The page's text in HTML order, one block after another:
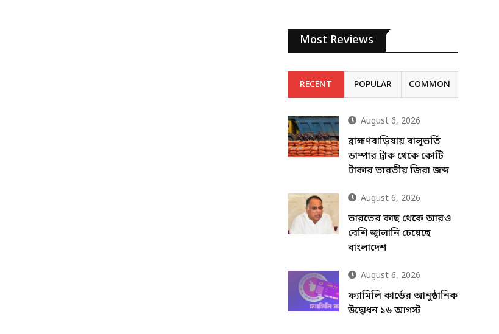
Most Reviews
RECENT POPULAR COMMON
August 6, 2026
ব্রাহ্মণবাড়িয়ায় বালুভর্তি
ডাম্পার ট্রাক থেকে কোটি
টাকার ভারতীয় জিরা জব্দ
August 6, 2026
ভারতের কাছ থেকে আরও
বেশি জ্বালানি চেয়েছে
বাংলাদেশ
August 6, 2026
ফ্যামিলি কার্ডের আনুষ্ঠানিক
উদ্বোধন ১৬ আগস্ট